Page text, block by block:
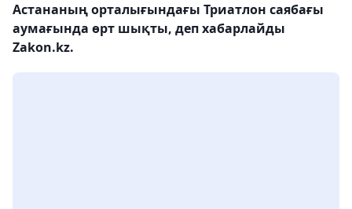
Астананың орталығындағы Триатлон саябағы
аумағында өрт шықты, деп хабарлайды
Zakon.kz.